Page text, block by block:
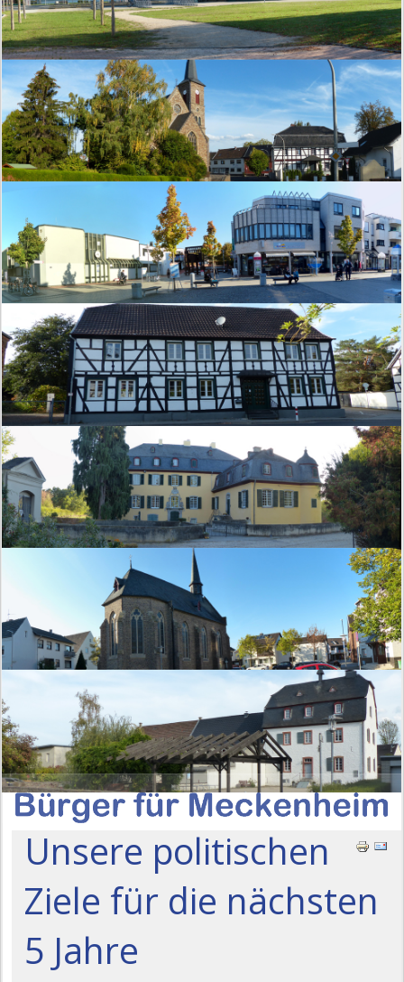
Unsere politischen
Ziele für die nächsten
5 Jahre